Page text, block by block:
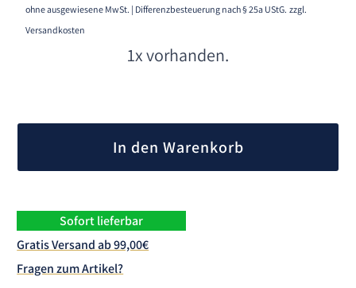
ohne ausgewiesene MwSt. | Differenzbesteuerung nach § 25a UStG. zzgl.
Versandkosten
1x vorhanden.
In den Warenkorb
Sofort lieferbar
Gratis Versand ab 99,00€
Fragen zum Artikel?